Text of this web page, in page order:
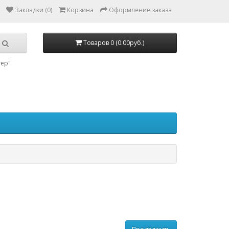
Закладки (0) Корзина Оформление заказа
Товаров 0 (0.00руб.)